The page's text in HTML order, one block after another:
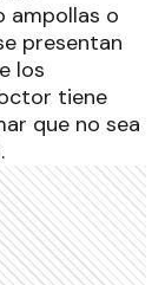
ampollas o
presentan
los
tiene
que no sea